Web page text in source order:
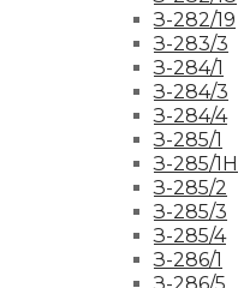
З-282/19
З-283/3
З-284/1
З-284/3
З-284/4
З-285/1
З-285/1Н
З-285/2
З-285/3
З-285/4
З-286/1